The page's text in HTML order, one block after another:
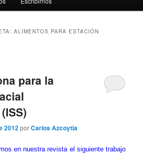
ALIMENTOS PARA ESTACIÓN
para la
2012porCarlos Azcoytia
en nuestra revista el siguiente trabajo